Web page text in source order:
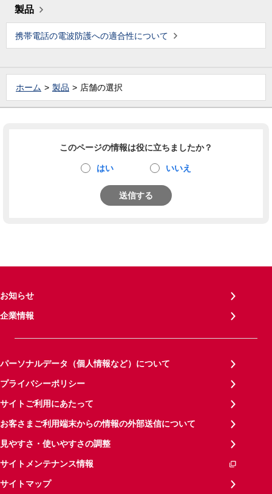
製品
携帯電話の電波防護への適合性について
ホーム 製品 店舗の選択
このページの情報は役に立ちましたか？
はい いいえ
送信する
お知らせ
企業情報
パーソナルデータ（個人情報など）について
プライバシーポリシー
サイトご利用にあたって
お客さまご利用端末からの情報の外部送信について
見やすさ・使いやすさの調整
サイトメンテナンス情報
サイトマップ